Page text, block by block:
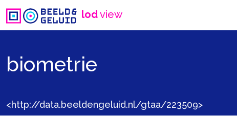
lodview
biometrie
<http://data.beeldengeluid.nl/gtaa/223509>